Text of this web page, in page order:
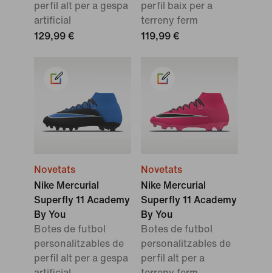
perfil alt per a gespa
artificial
129,99 €
perfil baix per a
terreny ferm
119,99 €
Novetats
Nike Mercurial
Superfly 11 Academy
By You
Botes de futbol
personalitzables de
perfil alt per a gespa
Novetats
Nike Mercurial
Superfly 11 Academy
By You
Botes de futbol
personalitzables de
perfil alt per a